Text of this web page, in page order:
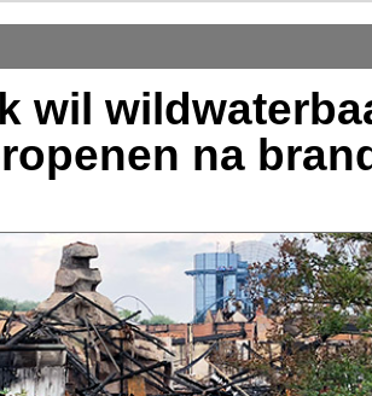
wil
na